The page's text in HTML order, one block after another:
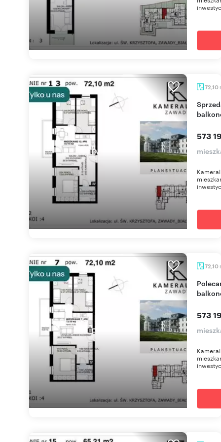
72,10
Sprzedam nowoczesne 4-pokojowe mieszkanie z
573
72,10
Polecam nowoczesne 4-pokojowe mieszkanie z
573